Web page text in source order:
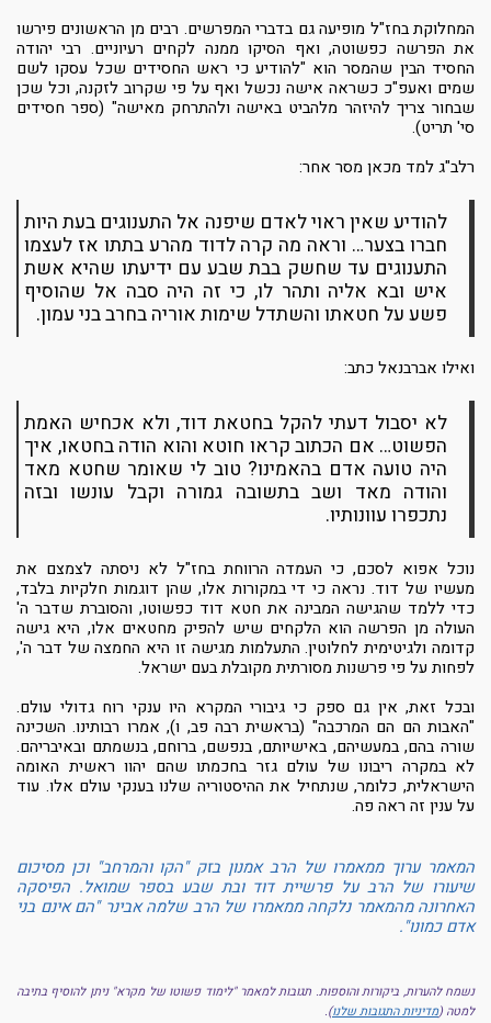
המחלוקת בחז"ל מופיעה גם בדברי המפרשים. רבים מן הראשונים פירשו
את הפרשה כפשוטה, ואף הסיקו ממנה לקחים רעיוניים. רבי יהודה
החסיד הבין שהמסר הוא "להודיע כי ראש החסידים שכל עסקו לשם
שמים ואעפ"כ כשראה אישה נכשל ואף על פי שקרוב לזקנה, וכל שכן
שבחור צריך להיזהר מלהביט באישה ולהתרחק מאישה" (ספר חסידים
סי' תריט).
רלב"ג למד מכאן מסר אחר:
להודיע שאין ראוי לאדם שיפנה אל התענוגים בעת היות
חברו בצער… וראה מה קרה לדוד מהרע בתתו אז לעצמו
התענוגים עד שחשק בבת שבע עם ידיעתו שהיא אשת
איש ובא אליה ותהר לו, כי זה היה סבה אל שהוסיף
פשע על חטאתו והשתדל שימות אוריה בחרב בני עמון.
ואילו אברבנאל כתב:
לא יסבול דעתי להקל בחטאת דוד, ולא אכחיש האמת
הפשוט… אם הכתוב קראו חוטא והוא הודה בחטאו, איך
היה טועה אדם בהאמינו? טוב לי שאומר שחטא מאד
והודה מאד ושב בתשובה גמורה וקבל עונשו ובזה
נתכפרו עוונותיו.
נוכל אפוא לסכם, כי העמדה הרווחת בחז"ל לא ניסתה לצמצם את
מעשיו של דוד. נראה כי די במקורות אלו, שהן דוגמות חלקיות בלבד,
כדי ללמד שהגישה המבינה את חטא דוד כפשוטו, והסוברת שדבר ה'
העולה מן הפרשה הוא הלקחים שיש להפיק מחטאים אלו, היא גישה
קדומה ולגיטימית לחלוטין. התעלמות מגישה זו היא החמצה של דבר ה',
לפחות על פי פרשנות מסורתית מקובלת בעם ישראל.
ובכל זאת, אין גם ספק כי גיבורי המקרא היו ענקי רוח גדולי עולם.
"האבות הם הם המרכבה" (בראשית רבה פב, ו), אמרו רבותינו. השכינה
שורה בהם, במעשיהם, באישיותם, בנפשם, ברוחם, בנשמתם ובאיבריהם.
לא במקרה ריבונו של עולם גזר בחכמתו שהם יהוו ראשית האומה
הישראלית, כלומר, שנתחיל את ההיסטוריה שלנו בענקי עולם אלו. עוד
על ענין זה ראה פה.
המאמר ערוך ממאמרו של הרב אמנון בזק "הקו והמרחב" וכן מסיכום
שיעורו של הרב על פרשיית דוד ובת שבע בספר שמואל. הפיסקה
האחרונה מהמאמר נלקחה ממאמרו של הרב שלמה אבינר "הם אינם בני
אדם כמונו".
נשמח להערות, ביקורות והוספות. תגובות למאמר "לימוד פשוטו של מקרא" ניתן להוסיף בתיבה
למטה (מדיניות התגובות שלנו).